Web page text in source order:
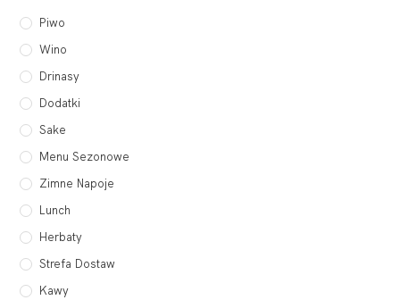
Piwo
Wino
Drinasy
Dodatki
Sake
Menu Sezonowe
Zimne Napoje
Lunch
Herbaty
Strefa Dostaw
Kawy